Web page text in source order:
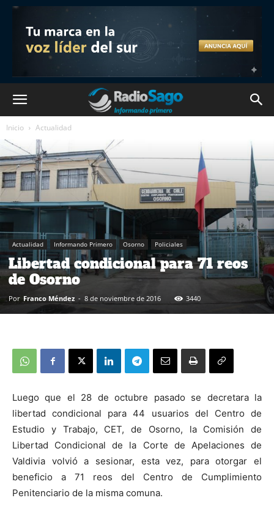
Inicio Actualidad
Actualidad Informando Primero Osorno Policiales
Libertad condicional para 71 reos
de Osorno
Por Franco Méndez - 8 de noviembre de 2016 3440
Luego que el 28 de octubre pasado se decretara la
libertad condicional para 44 usuarios del Centro de
Estudio y Trabajo, CET, de Osorno, la Comisión de
Libertad Condicional de la Corte de Apelaciones de
Valdivia volvió a sesionar, esta vez, para otorgar el
beneficio a 71 reos del Centro de Cumplimiento
Penitenciario de la misma comuna.